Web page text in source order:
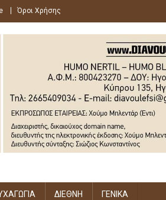
Όροι Χρήσης
ΔΙΕΘΝΗ ΓΕΝΙΚΑ